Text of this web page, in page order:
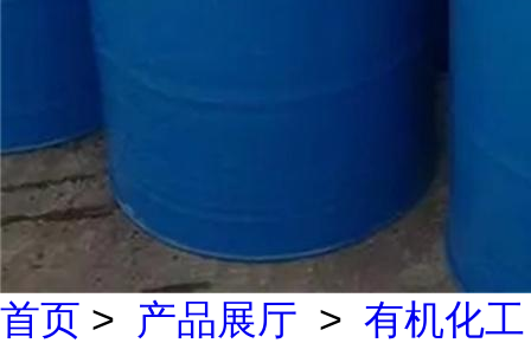
首页 > 产品展厅 > 有机化工